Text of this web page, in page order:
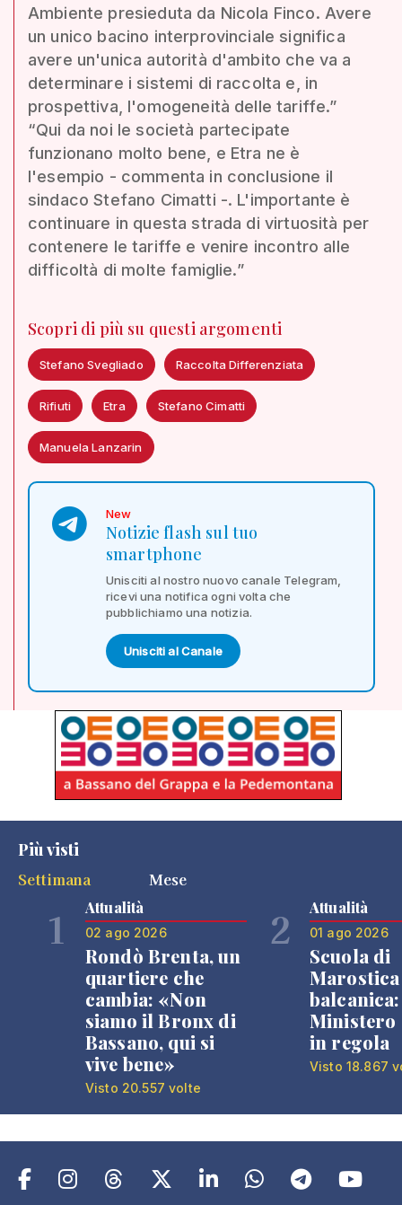
Ambiente presieduta da Nicola Finco. Avere
un unico bacino interprovinciale significa
avere un'unica autorità d'ambito che va a
determinare i sistemi di raccolta e, in
prospettiva, l'omogeneità delle tariffe.”
“Qui da noi le società partecipate
funzionano molto bene, e Etra ne è
l'esempio - commenta in conclusione il
sindaco Stefano Cimatti -. L'importante è
continuare in questa strada di virtuosità per
contenere le tariffe e venire incontro alle
difficoltà di molte famiglie.”
Scopri di più su questi argomenti
Stefano Svegliado Raccolta Differenziata
Rifiuti Etra Stefano Cimatti
Manuela Lanzarin
New
Notizie flash sul tuo
smartphone
Unisciti al nostro nuovo canale Telegram,
ricevi una notifica ogni volta che
pubblichiamo una notizia.
Unisciti al Canale
Più visti
Settimana
Mese
1 Attualità
02 ago 2026
Rondò Brenta, un
quartiere che
cambia: «Non
siamo il Bronx di
Bassano, qui si
vive bene»
Visto 20.557 volte
2 Attualità
01 ago 2026
Scuola di
Ministero
in regola
Visto 18.867